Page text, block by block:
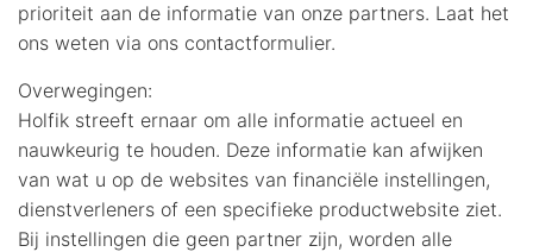
prioriteit aan de informatie van onze partners. Laat het
ons weten via ons contactformulier.
Overwegingen:
Holfik streeft ernaar om alle informatie actueel en
nauwkeurig te houden. Deze informatie kan afwijken
van wat u op de websites van financiële instellingen,
dienstverleners of een specifieke productwebsite ziet.
Bij instellingen die geen partner zijn, worden alle